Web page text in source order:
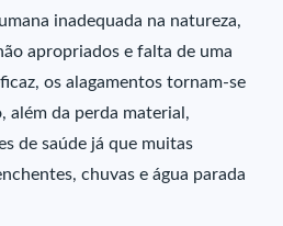
inadequada na natureza,
apropriados e falta de uma
os alagamentos tornam-se
além da perda material,
de saúde já que muitas
chuvas e água parada